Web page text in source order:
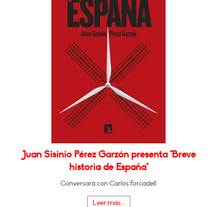
Juan Sisinio Pérez Garzón presenta "Breve
historia de España"
Conversará con Carlos Forcadell
Leer más...